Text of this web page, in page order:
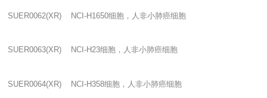
SUER0062(XR) NCI-H1650细胞，人非小肺癌细胞
SUER0063(XR) NCI-H23细胞，人非小肺癌细胞
SUER0064(XR) NCI-H358细胞，人非小肺癌细胞